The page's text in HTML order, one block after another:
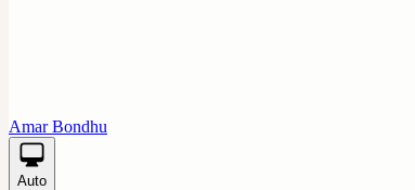
Amar Bondhu
Auto